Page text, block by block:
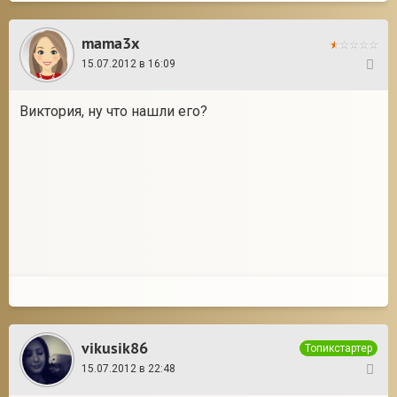
mama3x
15.07.2012 в 16:09
Виктория, ну что нашли его?
vikusik86
Топикстартер
15.07.2012 в 22:48